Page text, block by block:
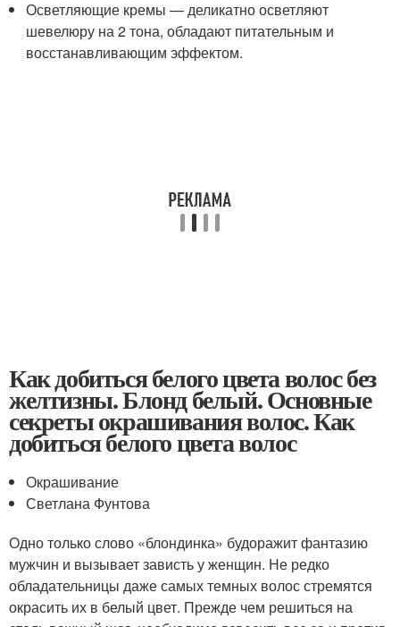
Осветляющие кремы — деликатно осветляют
шевелюру на 2 тона, обладают питательным и
восстанавливающим эффектом.
Как добиться белого цвета волос без
желтизны. Блонд белый. Основные
секреты окрашивания волос. Как
добиться белого цвета волос
Окрашивание
Светлана Фунтова
Одно только слово «блондинка» будоражит фантазию
мужчин и вызывает зависть у женщин. Не редко
обладательницы даже самых темных волос стремятся
окрасить их в белый цвет. Прежде чем решиться на